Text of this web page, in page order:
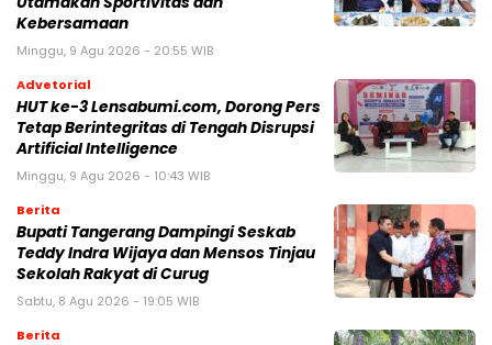
Kebersamaan
Minggu, 9 Agu 2026 - 20:55 WIB
Advetorial
HUT ke-3 Lensabumi.com, Dorong Pers
Tetap Berintegritas di Tengah Disrupsi
Artificial Intelligence
Minggu, 9 Agu 2026 - 10:43 WIB
Berita
Bupati Tangerang Dampingi Seskab
Teddy Indra Wijaya dan Mensos Tinjau
Sekolah Rakyat di Curug
Sabtu, 8 Agu 2026 - 19:05 WIB
Berita